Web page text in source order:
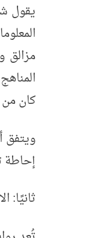
يقول
مزالق
كان من
ويتفق
إحاطة
ثانيًا: